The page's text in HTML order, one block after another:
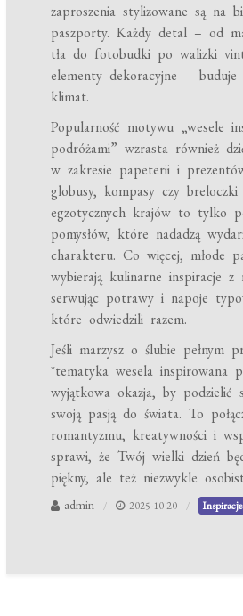
zaproszenia stylizowane są na
paszporty. Każdy detal – od
tła do fotobudki po walizki
elementy dekoracyjne – buduje
klimat.
Popularność motywu „wesele
podróżami” wzrasta również
w zakresie papeterii i
globusy, kompasy czy breloczki
egzotycznych krajów to tylko
pomysłów, które nadadzą
charakteru. Co więcej, młode
wybierają kulinarne inspiracje
serwując potrawy i napoje
które odwiedzili razem.
Jeśli marzysz o ślubie pełnym
*tematyka wesela inspirowana
wyjątkowa okazja, by podzielić
swoją pasją do świata. To
romantyzmu, kreatywności i
sprawi, że Twój wielki dzień
piękny, ale też niezwykle
admin 2025-10-20